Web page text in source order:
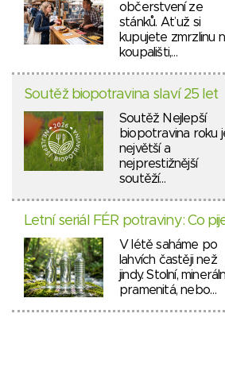
občerstvení ze
stánků. Ať už si
kupujete zmrzlinu
koupališti,…
Soutěž biopotravina slaví 25 let
Soutěž Nejlepší
biopotravina roku
největší a
nejprestižnější
soutěží…
Letní seriál FÉR potraviny: Co
V létě saháme po
lahvích častěji než
jindy. Stolní,
pramenitá, nebo…